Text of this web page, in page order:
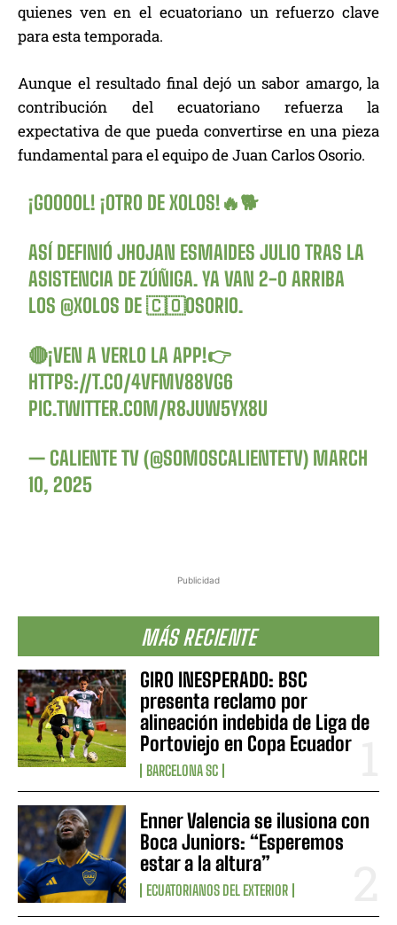
Publicidad
MÁS RECIENTE
GIRO INESPERADO: BSC
presenta reclamo por
alineación indebida de Liga de
Portoviejo en Copa Ecuador
BARCELONA SC
Enner Valencia se ilusiona con
Boca Juniors: “Esperemos
estar a la altura”
ECUATORIANOS DEL EXTERIOR
quienes ven en el ecuatoriano un refuerzo clave
para esta temporada.
Aunque el resultado final dejó un sabor amargo, la
contribución del ecuatoriano refuerza la
expectativa de que pueda convertirse en una pieza
fundamental para el equipo de Juan Carlos Osorio.
¡GOOOOL! ¡OTRO DE XOLOS!🔥🐕
ASÍ DEFINIÓ JHOJAN ESMAIDES JULIO TRAS LA
ASISTENCIA DE ZÚÑIGA. YA VAN 2-0 ARRIBA
LOS @XOLOS DE 🇨🇴OSORIO.
🔴¡VEN A VERLO LA APP!👉
HTTPS://T.CO/4VFMV88VG6
PIC.TWITTER.COM/R8JUW5YX8U
— CALIENTE TV (@SOMOSCALIENTETV) MARCH
10, 2025